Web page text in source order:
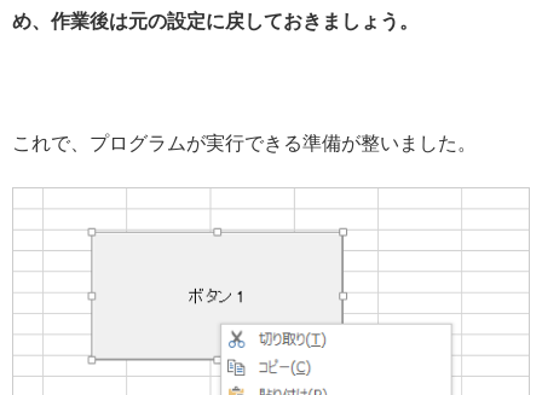
め、作業後は元の設定に戻しておきましょう。
これで、プログラムが実行できる準備が整いました。